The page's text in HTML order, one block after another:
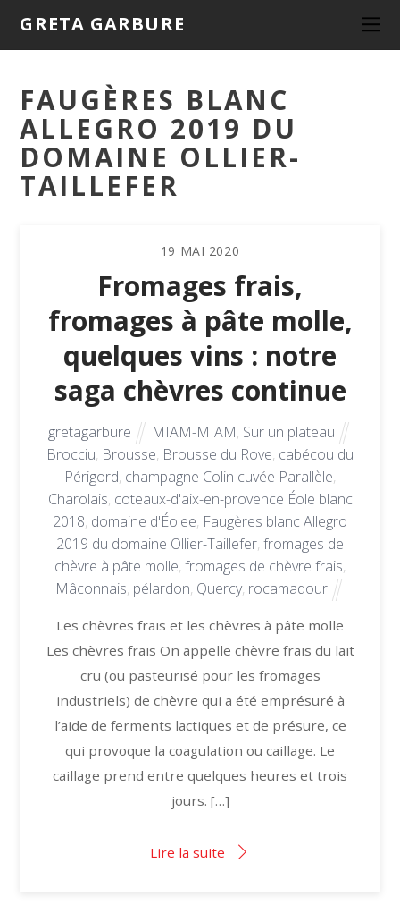
GRETA GARBURE
FAUGÈRES BLANC
ALLEGRO 2019 DU
DOMAINE OLLIER-
TAILLEFER
19 MAI 2020
Fromages frais,
fromages à pâte molle,
quelques vins : notre
saga chèvres continue
gretagarbure MIAM-MIAM, Sur un plateau
Brocciu, Brousse, Brousse du Rove, cabécou du
Périgord, champagne Colin cuvée Parallèle,
Charolais, coteaux-d'aix-en-provence Éole blanc
2018, domaine d'Éolee, Faugères blanc Allegro
2019 du domaine Ollier-Taillefer, fromages de
chèvre à pâte molle, fromages de chèvre frais,
Mâconnais, pélardon, Quercy, rocamadour
Les chèvres frais et les chèvres à pâte molle
Les chèvres frais On appelle chèvre frais du lait
cru (ou pasteurisé pour les fromages
industriels) de chèvre qui a été emprésuré à
l’aide de ferments lactiques et de présure, ce
qui provoque la coagulation ou caillage. Le
caillage prend entre quelques heures et trois
jours. […]
Lire la suite